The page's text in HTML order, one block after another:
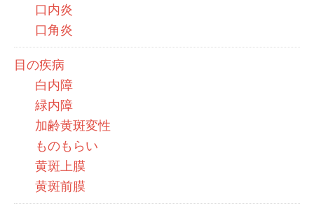
口内炎
口角炎
目の疾病
白内障
緑内障
加齢黄斑変性
ものもらい
黄斑上膜
黄斑前膜